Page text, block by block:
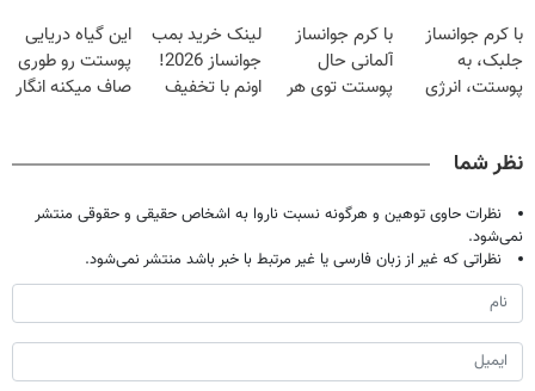
تخفیف ویژه
با کرم جوانساز
جلبک، به
پوستت، انرژی
امشب)
با کرم جوانساز
آلمانی حال
پوستت توی هر
لینک خرید بمب
جوانساز 2026!
اونم با تخفیف
این گیاه دریایی
پوستت رو طوری
صاف میکنه انگار
نظر شما
نظرات حاوی توهین و هرگونه نسبت ناروا به اشخاص حقیقی و حقوقی منتشر
نمی‌شود.
نظراتی که غیر از زبان فارسی یا غیر مرتبط با خبر باشد منتشر نمی‌شود.